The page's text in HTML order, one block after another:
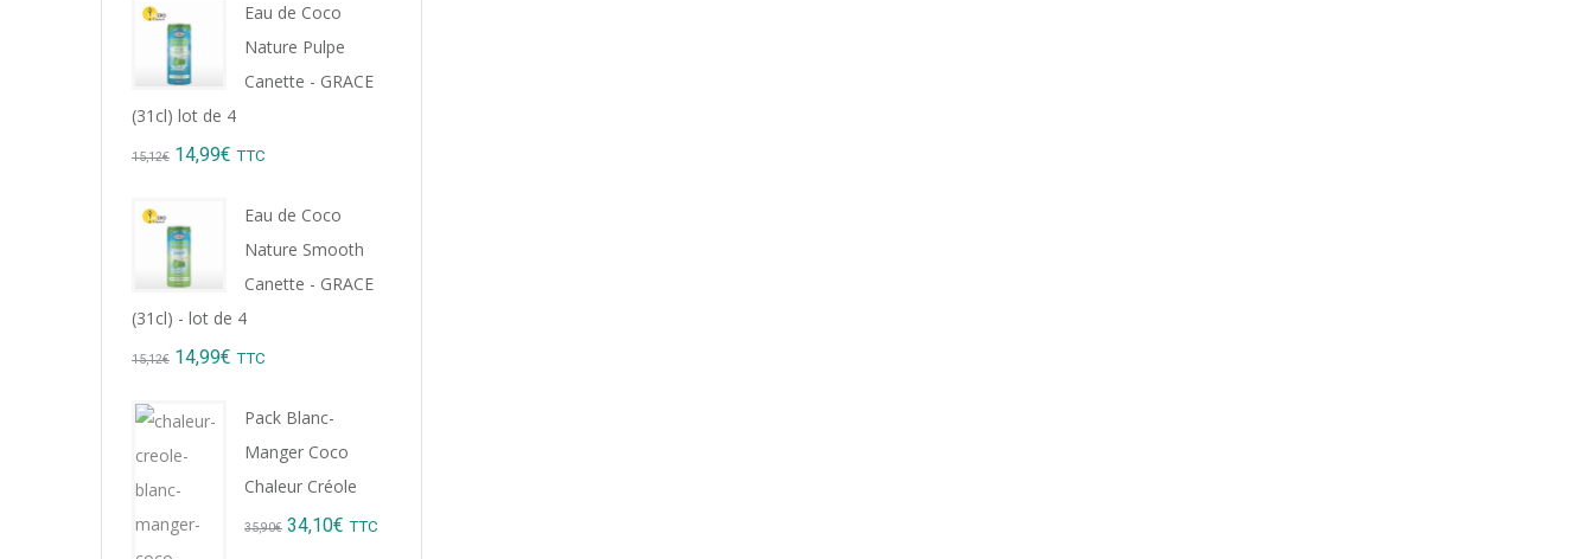
was:
8,76€.
Eau de Coco
Nature Pulpe
Canette - GRACE
(31cl) lot de 4
15,12€ Original
was:
15,12€.
14,99€ Current
TTC
Eau de Coco
Nature Smooth
Canette - GRACE
(31cl) - lot de 4
15,12€ Original
was:
14,99€ Current
TTC
Pack Blanc-
Manger Coco
Chaleur Créole
35,90€ Original
34,10€ Current
TTC